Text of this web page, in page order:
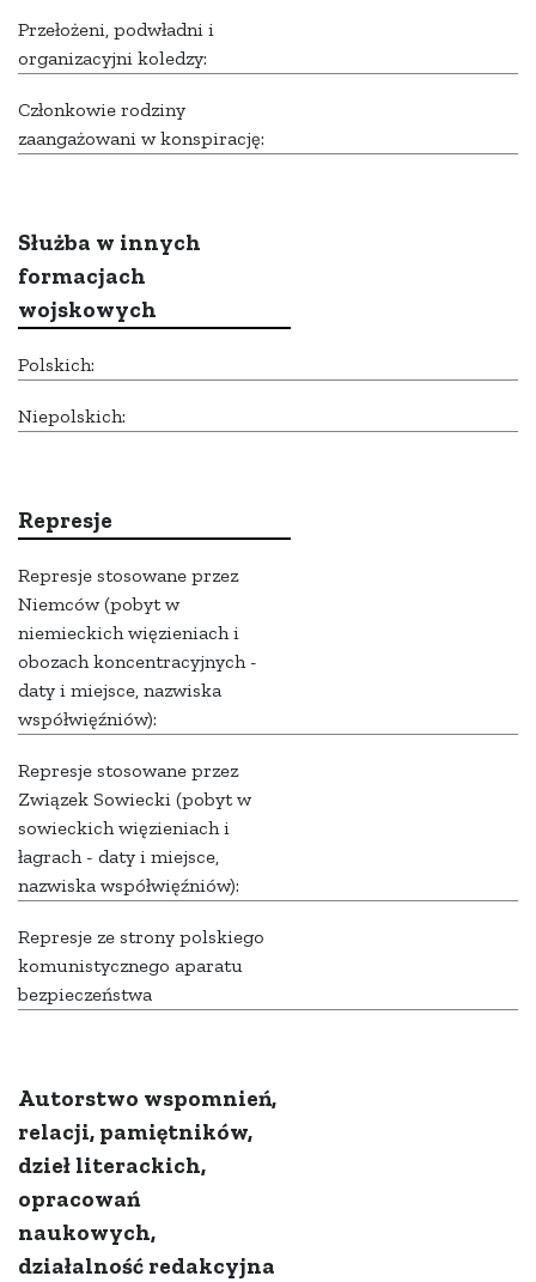
Przełożeni, podwładni i
organizacyjni koledzy:
Członkowie rodziny
zaangażowani w konspirację:
Służba w innych
formacjach
wojskowych
Polskich:
Niepolskich:
Represje
Represje stosowane przez
Niemców (pobyt w
niemieckich więzieniach i
obozach koncentracyjnych -
daty i miejsce, nazwiska
współwięźniów):
Represje stosowane przez
Związek Sowiecki (pobyt w
sowieckich więzieniach i
łagrach - daty i miejsce,
nazwiska współwięźniów):
Represje ze strony polskiego
komunistycznego aparatu
bezpieczeństwa
Autorstwo wspomnień,
relacji, pamiętników,
dzieł literackich,
opracowań
naukowych,
działalność redakcyjna